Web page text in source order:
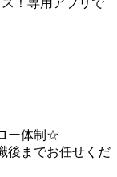
ー体制☆
までお任せくだ